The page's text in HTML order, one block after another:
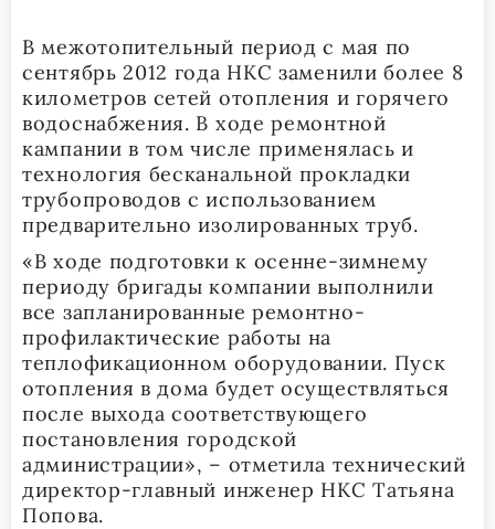
В межотопительный период с мая по
сентябрь 2012 года НКС заменили более 8
километров сетей отопления и горячего
водоснабжения. В ходе ремонтной
кампании в том числе применялась и
технология бесканальной прокладки
трубопроводов с использованием
предварительно изолированных труб.
«В ходе подготовки к осенне-зимнему
периоду бригады компании выполнили
все запланированные ремонтно-
профилактические работы на
теплофикационном оборудовании. Пуск
отопления в дома будет осуществляться
после выхода соответствующего
постановления городской
администрации», – отметила технический
директор-главный инженер НКС Татьяна
Попова.